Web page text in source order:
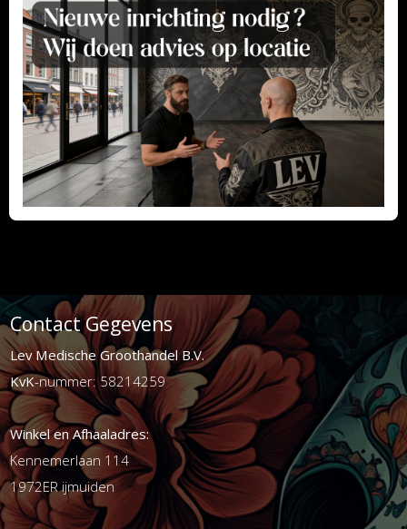
Contact Gegevens
Lev Medische Groothandel B.V.
KvK-nummer: 58214259
Winkel en Afhaaladres:
Kennemerlaan 114
1972ER ijmuiden